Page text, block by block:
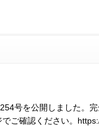
号を公開しました。
ご確認ください。